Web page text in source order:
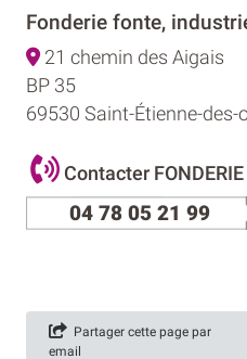
Fonderie fonte,
21 chemin des Aigais
BP 35
69530 Saint-Étienne-des-
Contacter
04 78 05 21 99
Partager cette page par
email